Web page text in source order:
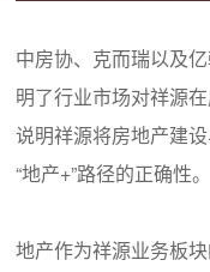
中房协、克而瑞以及
明了行业市场对祥源
说明祥源将房地产建
“地产+”路径的正确性。
地产作为祥源业务板